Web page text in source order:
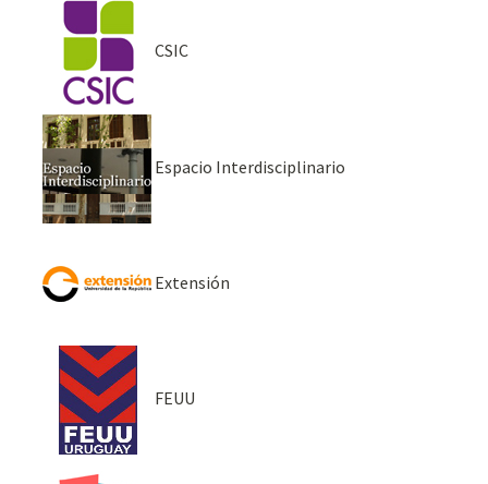
CSIC
Espacio Interdisciplinario
Extensión
FEUU